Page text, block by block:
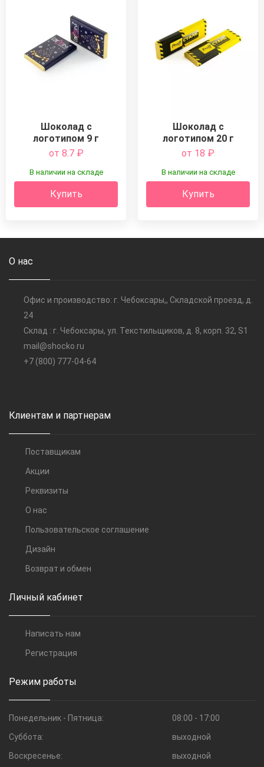
Шоколад с
логотипом 9 г
от 8.7 ₽
В наличии на складе
Купить
Шоколад с
логотипом 20 г
от 18 ₽
В наличии на складе
Купить
О нас
Офис и производство: г. Чебоксары,, Складской проезд, д.
24
Склад : г. Чебоксары, ул. Текстильщиков, д. 8, корп. 32, S1
mail@shocko.ru
+7 (800) 777-04-64
Клиентам и партнерам
Поставщикам
Акции
Реквизиты
О нас
Пользовательское соглашение
Дизайн
Возврат и обмен
Личный кабинет
Написать нам
Регистрация
Режим работы
Понедельник - Пятница:
08:00 - 17:00
Суббота:
выходной
Воскресенье:
выходной